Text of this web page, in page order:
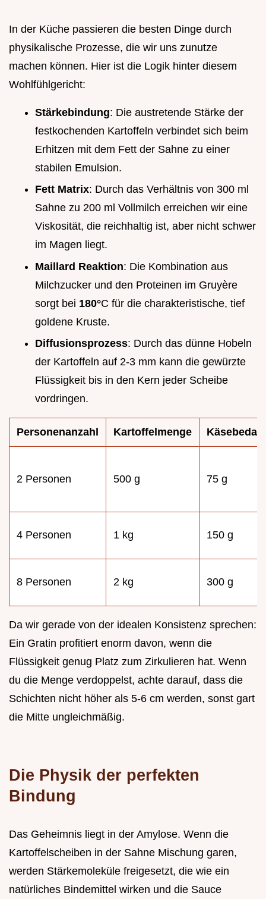
In der Küche passieren die besten Dinge durch
physikalische Prozesse, die wir uns zunutze
machen können. Hier ist die Logik hinter diesem
Wohlfühlgericht:
Stärkebindung: Die austretende Stärke der
festkochenden Kartoffeln verbindet sich beim
Erhitzen mit dem Fett der Sahne zu einer
stabilen Emulsion.
Fett Matrix: Durch das Verhältnis von 300 ml
Sahne zu 200 ml Vollmilch erreichen wir eine
Viskosität, die reichhaltig ist, aber nicht schwer
im Magen liegt.
Maillard Reaktion: Die Kombination aus
Milchzucker und den Proteinen im Gruyère
sorgt bei 180°C für die charakteristische, tief
goldene Kruste.
Diffusionsprozess: Durch das dünne Hobeln
der Kartoffeln auf 2-3 mm kann die gewürzte
Flüssigkeit bis in den Kern jeder Scheibe
vordringen.
Personenanzahl Kartoffelmenge Käsebedarf
2 Personen 500 g 75 g
4 Personen 1 kg 150 g
8 Personen 2 kg 300 g
Da wir gerade von der idealen Konsistenz sprechen:
Ein Gratin profitiert enorm davon, wenn die
Flüssigkeit genug Platz zum Zirkulieren hat. Wenn
du die Menge verdoppelst, achte darauf, dass die
Schichten nicht höher als 5-6 cm werden, sonst gart
die Mitte ungleichmäßig.
Die Physik der perfekten
Bindung
Das Geheimnis liegt in der Amylose. Wenn die
Kartoffelscheiben in der Sahne Mischung garen,
werden Stärkemoleküle freigesetzt, die wie ein
natürliches Bindemittel wirken und die Sauce